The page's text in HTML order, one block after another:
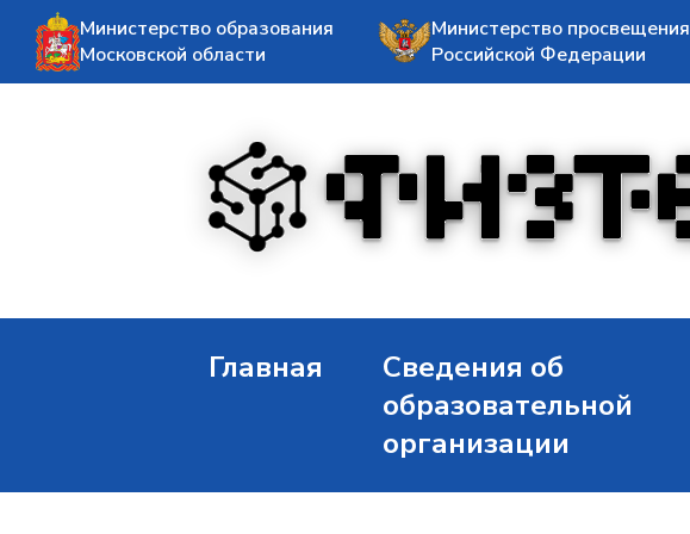
Министерство образования
Московской области
Министерство просвещения
Российской Федерации
Главная
Сведения об
образовательной
организации